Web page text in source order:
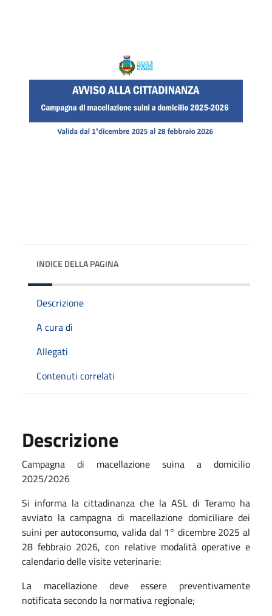
INDICE DELLA PAGINA
Descrizione
A cura di
Allegati
Contenuti correlati
Descrizione
Campagna di macellazione suina a domicilio
2025/2026
Si informa la cittadinanza che la ASL di Teramo ha
avviato la campagna di macellazione domiciliare dei
suini per autoconsumo, valida dal 1° dicembre 2025 al
28 febbraio 2026, con relative modalità operative e
calendario delle visite veterinarie:
La macellazione deve essere preventivamente
notificata secondo la normativa regionale;